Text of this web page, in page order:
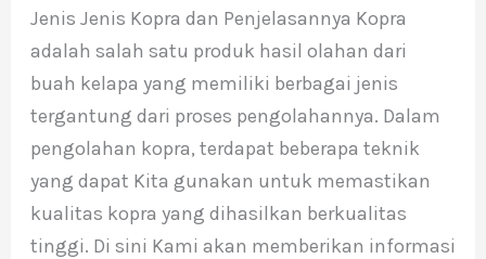
Jenis Jenis Kopra dan Penjelasannya Kopra
adalah salah satu produk hasil olahan dari
buah kelapa yang memiliki berbagai jenis
tergantung dari proses pengolahannya. Dalam
pengolahan kopra, terdapat beberapa teknik
yang dapat Kita gunakan untuk memastikan
kualitas kopra yang dihasilkan berkualitas
tinggi. Di sini Kami akan memberikan informasi
dan
Penjelasannya